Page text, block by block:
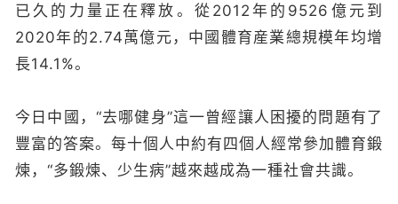
已久的力量正在釋放。從2012年的9526億元到
2020年的2.74萬億元，中國體育産業總規模年均增
長14.1%。
今日中國，“去哪健身”這一曾經讓人困擾的問題有了
豐富的答案。每十個人中約有四個人經常參加體育鍛
煉，“多鍛煉、少生病”越來越成為一種社會共識。